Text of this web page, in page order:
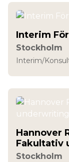
Interim
Stockholm
Interim/
Hannover
Fakultativ
Stockholm